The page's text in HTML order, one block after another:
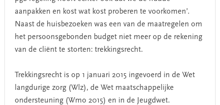
aanpakken en kost wat kost proberen te voorkomen’.
Naast de huisbezoeken was een van de maatregelen om
het persoonsgebonden budget niet meer op de rekening
van de cliënt te storten: trekkingsrecht.
Trekkingsrecht is op 1 januari 2015 ingevoerd in de Wet
langdurige zorg (Wlz), de Wet maatschappelijke
ondersteuning (Wmo 2015) en in de Jeugdwet.